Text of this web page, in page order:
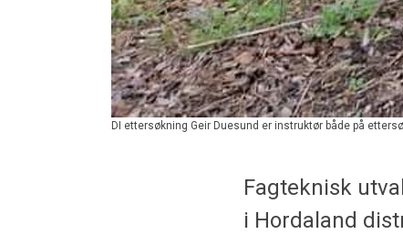
DI ettersøkning Geir Duesund er instruktør både på
Fagteknisk
i Hordaland